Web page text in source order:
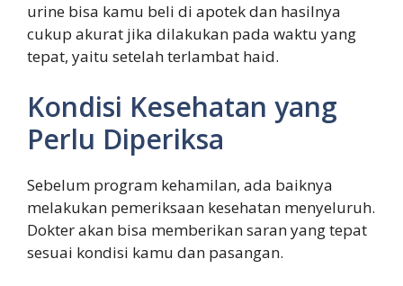
urine bisa kamu beli di apotek dan hasilnya
cukup akurat jika dilakukan pada waktu yang
tepat, yaitu setelah terlambat haid.
Kondisi Kesehatan yang
Perlu Diperiksa
Sebelum program kehamilan, ada baiknya
melakukan pemeriksaan kesehatan menyeluruh.
Dokter akan bisa memberikan saran yang tepat
sesuai kondisi kamu dan pasangan.